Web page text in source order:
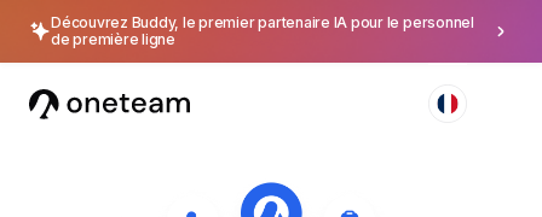
Découvrez Buddy, le premier partenaire IA pour le personnel
de première ligne